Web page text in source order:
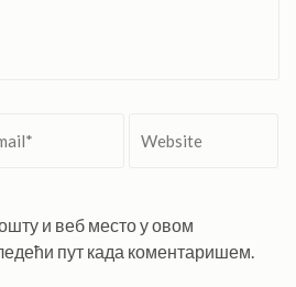
и веб место у овом
пут када коментаришем.